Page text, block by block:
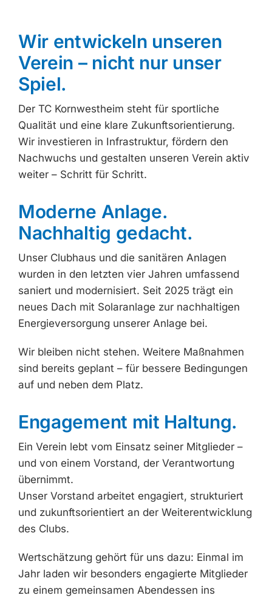
Wir entwickeln unseren
Verein – nicht nur unser
Spiel.
Der TC Kornwestheim steht für sportliche
Qualität und eine klare Zukunftsorientierung.
Wir investieren in Infrastruktur, fördern den
Nachwuchs und gestalten unseren Verein aktiv
weiter – Schritt für Schritt.
Moderne Anlage.
Nachhaltig gedacht.
Unser Clubhaus und die sanitären Anlagen
wurden in den letzten vier Jahren umfassend
saniert und modernisiert. Seit 2025 trägt ein
neues Dach mit Solaranlage zur nachhaltigen
Energieversorgung unserer Anlage bei.
Wir bleiben nicht stehen. Weitere Maßnahmen
sind bereits geplant – für bessere Bedingungen
auf und neben dem Platz.
Engagement mit Haltung.
Ein Verein lebt vom Einsatz seiner Mitglieder –
und von einem Vorstand, der Verantwortung
übernimmt.
Unser Vorstand arbeitet engagiert, strukturiert
und zukunftsorientiert an der Weiterentwicklung
des Clubs.
Wertschätzung gehört für uns dazu: Einmal im
Jahr laden wir besonders engagierte Mitglieder
zu einem gemeinsamen Abendessen ins